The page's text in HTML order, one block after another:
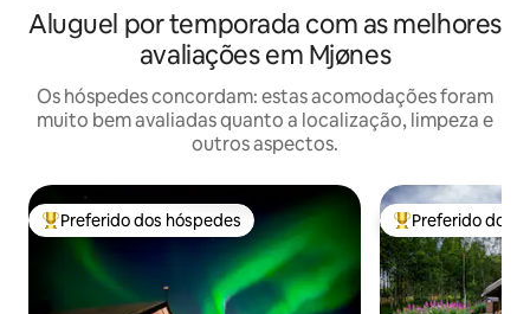
Aluguel por temporada com as melhores
avaliações em Mjønes
Os hóspedes concordam: estas acomodações foram
muito bem avaliadas quanto a localização, limpeza e
outros aspectos.
Entre os melhores preferidos dos hóspedes
Preferido dos hóspedes Entre os
Preferido dos